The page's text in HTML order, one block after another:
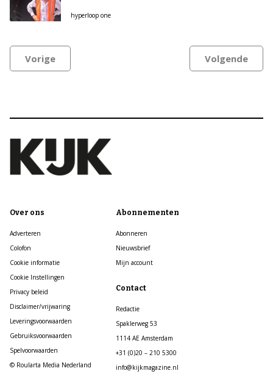
hyperloop one
Vorige Volgende
Over ons
Adverteren
Colofon
Cookie informatie
Cookie Instellingen
Privacy beleid
Disclaimer/vrijwaring
Leveringsvoorwaarden
Gebruiksvoorwaarden
Spelvoorwaarden
© Roularta Media Nederland
Abonnementen
Abonneren
Nieuwsbrief
Mijn account
Contact
Redactie
Spaklerweg 53
1114 AE Amsterdam
+31 (0)20 – 210 5300
info@kijkmagazine.nl